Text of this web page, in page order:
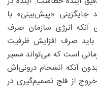
جایگزینی «پیش‌بینی» با
آنکه انرژی سازمان صرف
صرف افزایش ظرفیت
است که می‌تواند مسیر
آنکه انسجام درونی‌اش
از فلج تصمیم‌گیری در